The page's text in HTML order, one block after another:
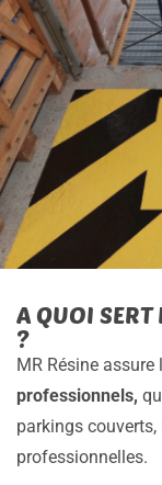
A QUOI SERT
?
MR Résine
professionnels,
parkings
professionnelles.